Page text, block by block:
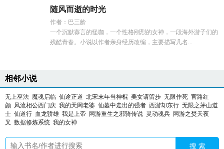
随风而逝的时光
作者：巴三龄
一个沉默寡言的怪咖，一个性格刚烈的女神，一段海外游子们的
残酷青春。小说以作者亲身经历改编，主要描写几名...
相邻小说
无上巫法 魔魂启临 仙途正道 北宋末年当神棍 美女请留步 无限作死 官路红
颜 风流相公西门庆 我的天网老婆 仙墓中走出的强者 西游却东行 无限之茅山道
士 仙道行 血龙骄雄 我是上帝 网游重生之邪骑传说 灵动魂兵 网游之焚天夜
叉 数据修炼系统 我的女神
搜 索